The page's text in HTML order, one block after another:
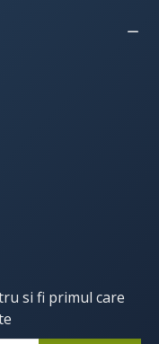
si fi primul care